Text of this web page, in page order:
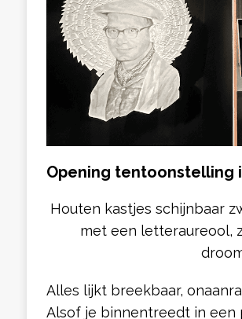
Opening tentoonstelling
Houten kastjes schijnbaar
met een letteraureool,
Alles lijkt breekbaar,
Alsof je binnentreedt in een